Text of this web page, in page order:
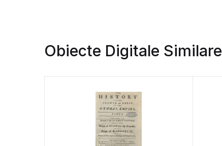
Obiecte Digitale Similare